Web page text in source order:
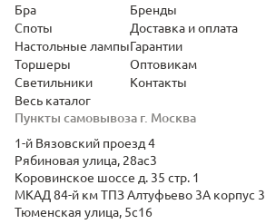
Пункты самовывоза г. Москва
1-й Вязовский проезд 4
Рябиновая улица, 28ас3
Коровинское шоссе д. 35 стр. 1
МКАД 84-й км ТПЗ Алтуфьево 3А корпус 3
Тюменская улица, 5с16
Бра
Споты
Настольные лампы
Торшеры
Светильники
Весь каталог
Бренды
Доставка и оплата
Гарантии
Оптовикам
Контакты